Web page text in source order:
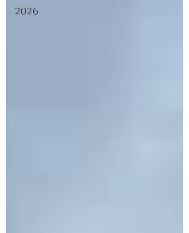
2026